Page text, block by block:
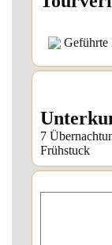
Geführte
7
Frühstuck